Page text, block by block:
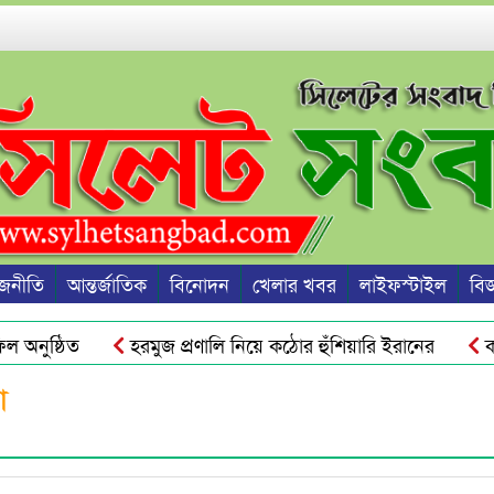
আন্তর্জাতিক বিনোদন খেলার খবর লাইফস্টাইল
হরমুজ প্রণালি নিয়ে কঠোর হুঁশিয়ারি ইরানের
হতে পারে ফোন ও ব্যাংক অ্যাকাউন্ট ইতালির বন্দরে